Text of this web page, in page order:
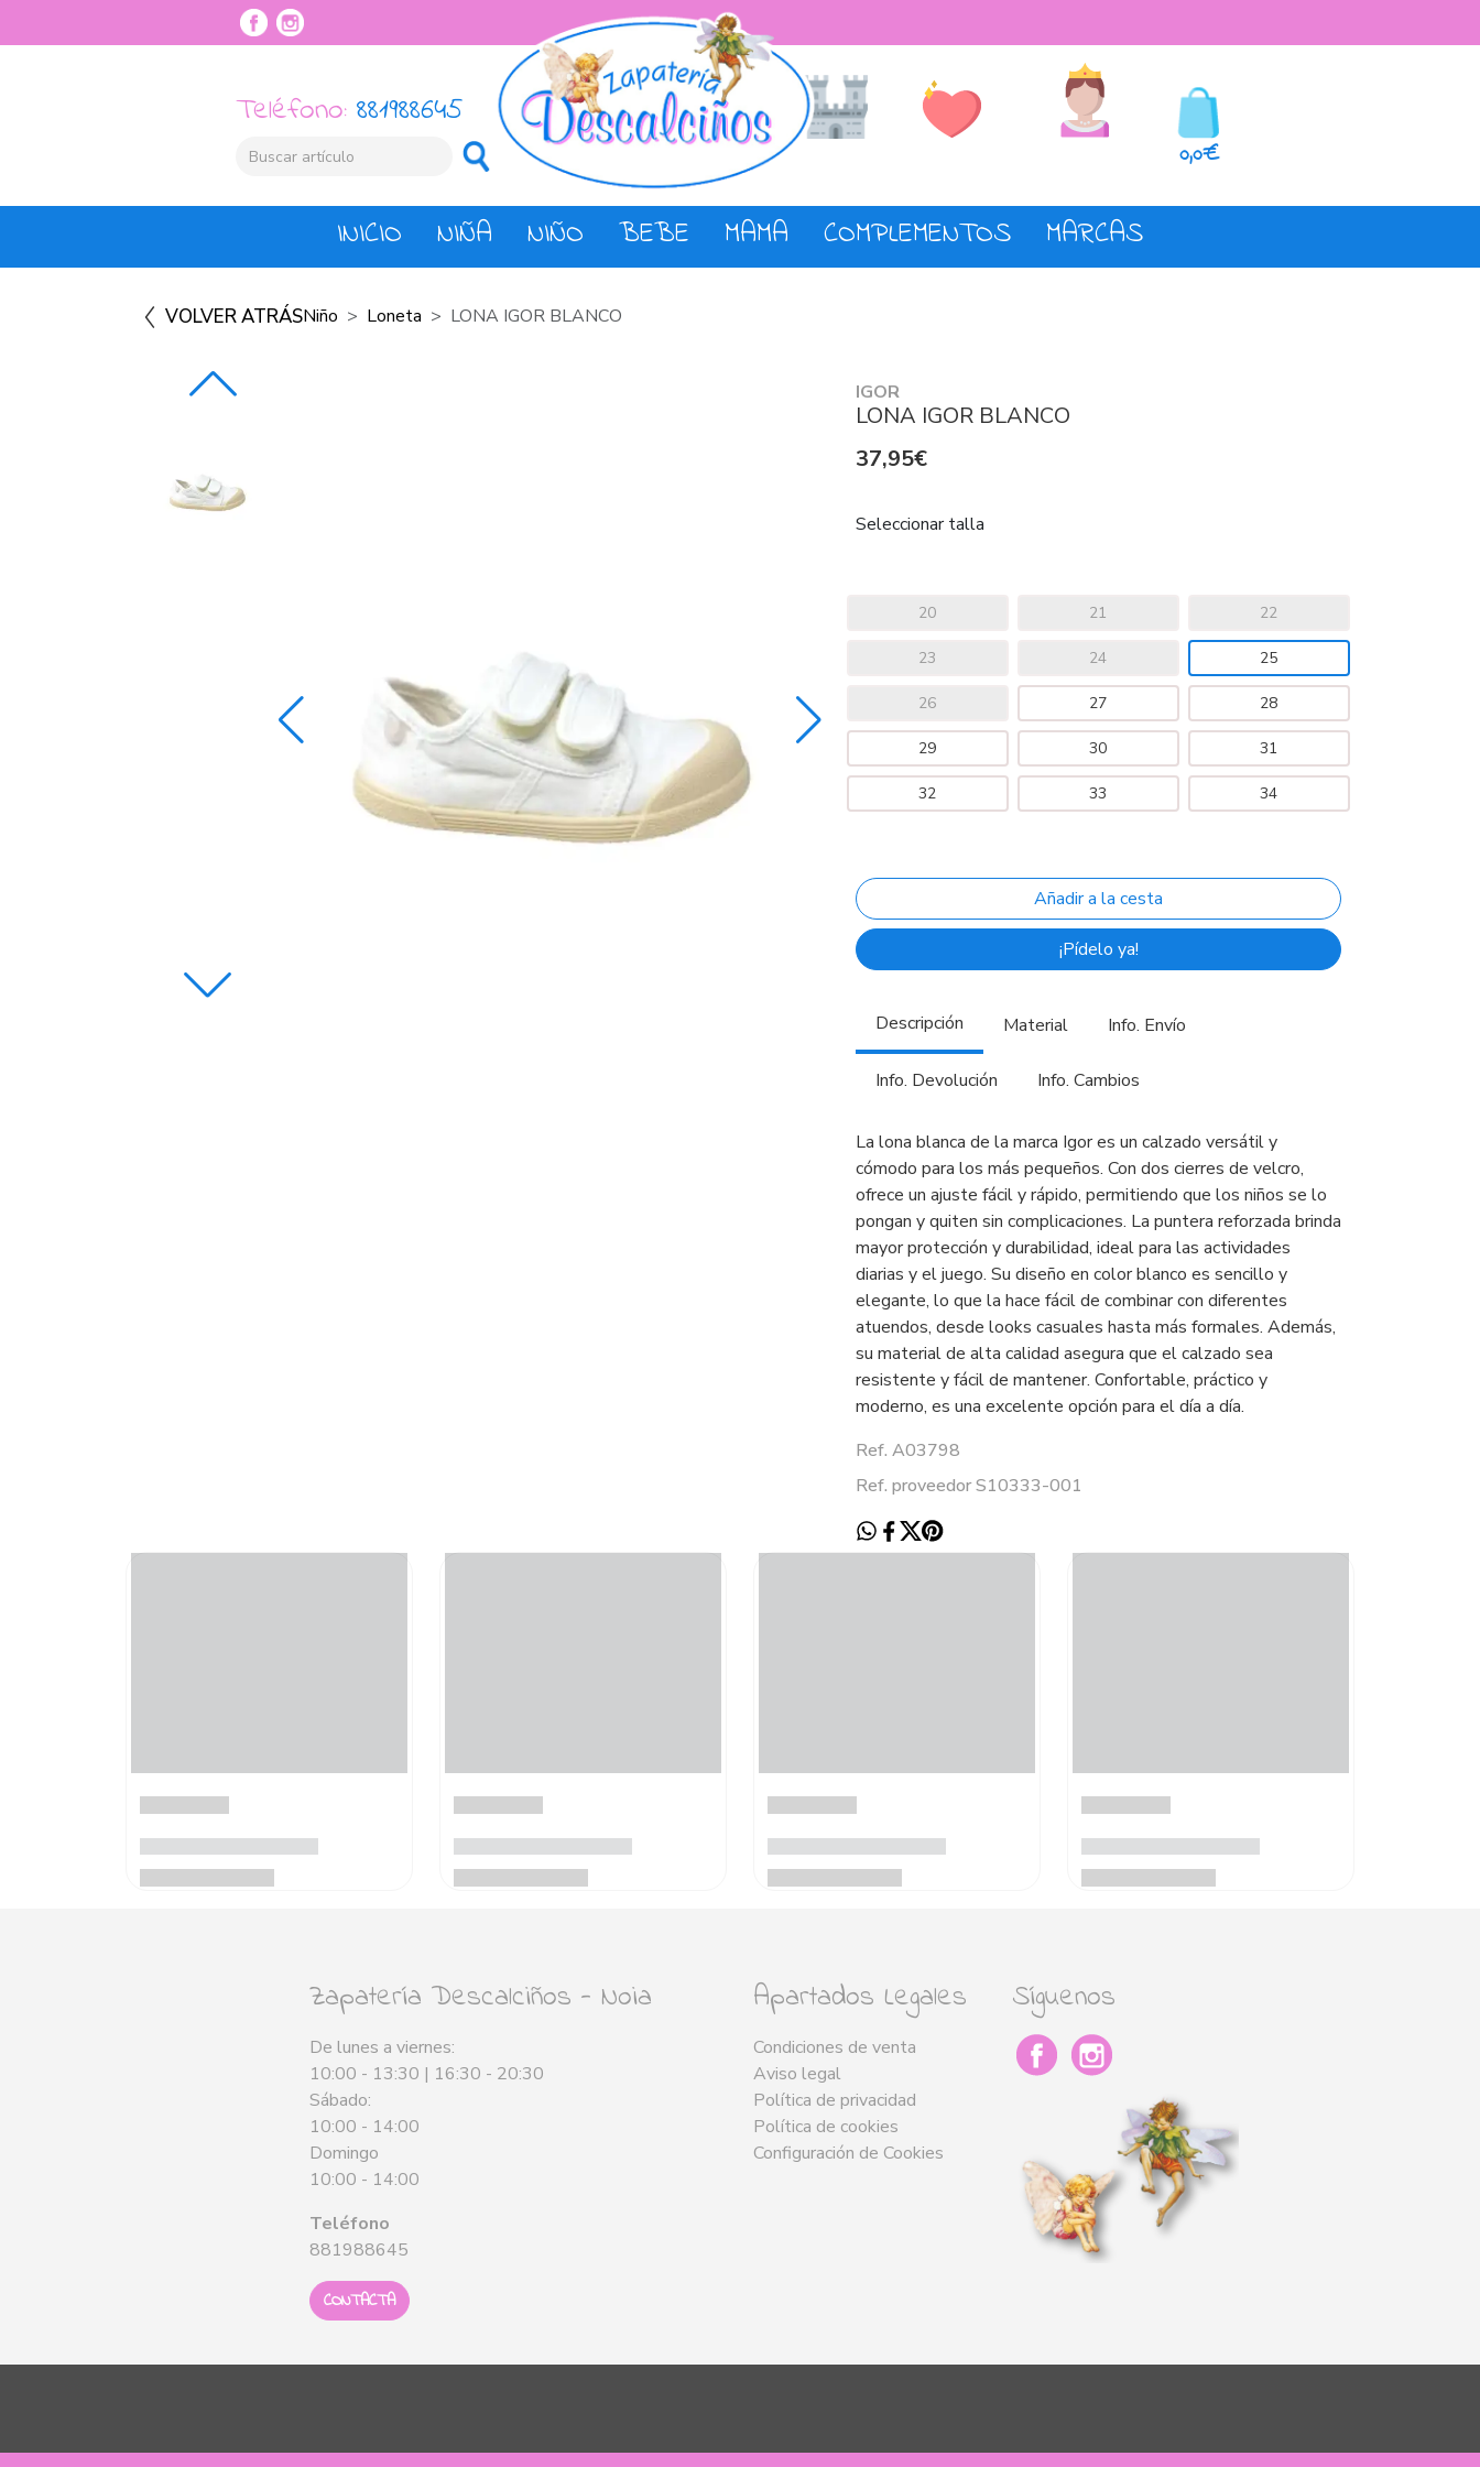
Teléfono: 881988645
0,0€
INICIO NIÑA NIÑO BEBE MAMA COMPLEMENTOS MARCAS
VOLVER ATRÁSNiño Loneta LONA IGOR BLANCO
IGOR
LONA IGOR BLANCO
37,95€
Seleccionar talla
20 21 22
23 24 25
26 27 28
29 30 31
32 33 34
¡Pídelo ya!
Descripción Material Info. Envío
Info. Devolución Info. Cambios
La lona blanca de la marca Igor es un calzado versátil y
cómodo para los más pequeños. Con dos cierres de velcro,
ofrece un ajuste fácil y rápido, permitiendo que los niños se lo
pongan y quiten sin complicaciones. La puntera reforzada brinda
mayor protección y durabilidad, ideal para las actividades
diarias y el juego. Su diseño en color blanco es sencillo y
elegante, lo que la hace fácil de combinar con diferentes
atuendos, desde looks casuales hasta más formales. Además,
su material de alta calidad asegura que el calzado sea
resistente y fácil de mantener. Confortable, práctico y
moderno, es una excelente opción para el día a día.
Ref. A03798
Ref. proveedor S10333-001
Zapatería Descalciños - Noia
De lunes a viernes:
10:00 - 13:30 | 16:30 - 20:30
Sábado:
10:00 - 14:00
Domingo
10:00 - 14:00
Teléfono
881988645
CONTACTA
Apartados Legales
Condiciones de venta
Aviso legal
Política de privacidad
Política de cookies
Configuración de Cookies
Síguenos